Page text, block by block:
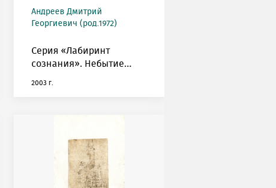
Андреев Дмитрий
Георгиевич (род.1972)
Серия «Лабиринт
сознания». Небытие…
2003 г.